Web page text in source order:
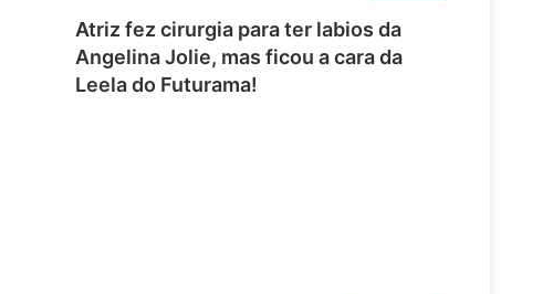
Atriz fez cirurgia para ter labios da
Angelina Jolie, mas ficou a cara da
Leela do Futurama!